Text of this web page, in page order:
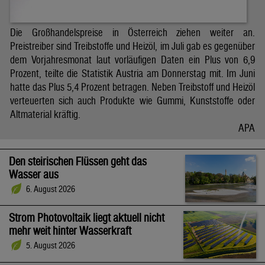
Die Großhandelspreise in Österreich ziehen weiter an.
Preistreiber sind Treibstoffe und Heizöl, im Juli gab es gegenüber
dem Vorjahresmonat laut vorläufigen Daten ein Plus von 6,9
Prozent, teilte die Statistik Austria am Donnerstag mit. Im Juni
hatte das Plus 5,4 Prozent betragen. Neben Treibstoff und Heizöl
verteuerten sich auch Produkte wie Gummi, Kunststoffe oder
Altmaterial kräftig.
APA
Den steirischen Flüssen geht das
Wasser aus
6. August 2026
Strom Photovoltaik liegt aktuell nicht
mehr weit hinter Wasserkraft
5. August 2026